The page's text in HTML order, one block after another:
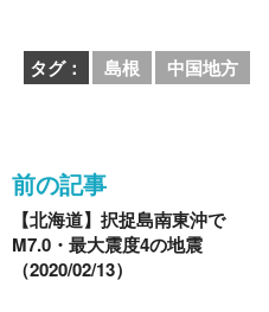
c
e
o
k
tt
er
タグ： 島根 中国地方
前の記事
【北海道】択捉島南東沖で
M7.0・最大震度4の地震
（2020/02/13）